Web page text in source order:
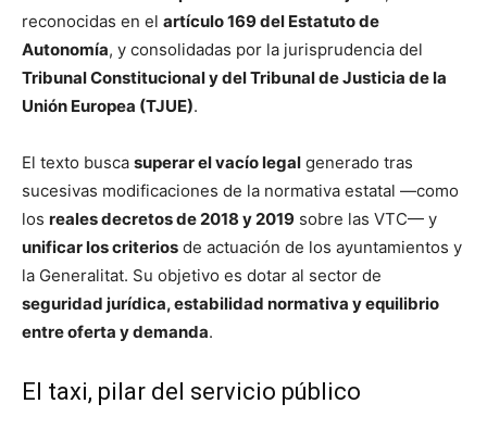
reconocidas en el artículo 169 del Estatuto de
Autonomía, y consolidadas por la jurisprudencia del
Tribunal Constitucional y del Tribunal de Justicia de la
Unión Europea (TJUE).
El texto busca superar el vacío legal generado tras
sucesivas modificaciones de la normativa estatal —como
los reales decretos de 2018 y 2019 sobre las VTC— y
unificar los criterios de actuación de los ayuntamientos y
la Generalitat. Su objetivo es dotar al sector de
seguridad jurídica, estabilidad normativa y equilibrio
entre oferta y demanda.
El taxi, pilar del servicio público